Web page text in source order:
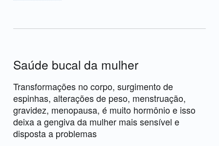
Saúde bucal da mulher
Transformações no corpo, surgimento de
espinhas, alterações de peso, menstruação,
gravidez, menopausa, é muito hormônio e isso
deixa a gengiva da mulher mais sensível e
disposta a problemas